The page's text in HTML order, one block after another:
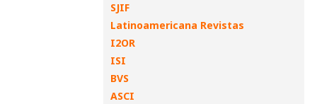
SJIF
Latinoamericana Revistas
I2OR
ISI
BVS
ASCI